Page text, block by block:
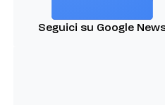
Seguici su Google